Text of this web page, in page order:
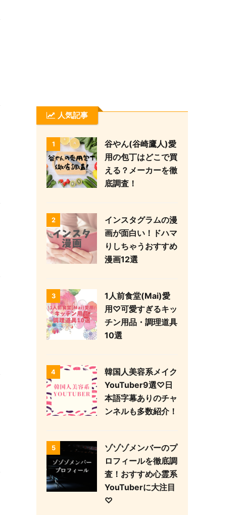
人気記事
1
谷やん(谷崎鷹人)愛
用の包丁はどこで買
える？メーカーを徹
底調査！
2
インスタグラムの漫
画が面白い！ドハマ
りしちゃうおすすめ
漫画12選
3
1人前食堂(Mai)愛
用♡可愛すぎるキッ
チン用品・調理道具
10選
4
韓国人美容系メイク
YouTuber9選♡日
本語字幕ありのチャ
ンネルも多数紹介！
5
ゾゾゾメンバーのプ
ロフィールを徹底調
査！おすすめ心霊系
YouTuberに大注目
♡